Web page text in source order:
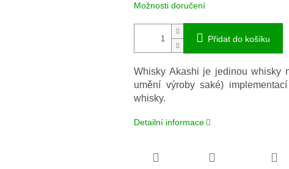
Možnosti doručení
Přidat do košíku
Whisky Akashi je jedinou whisky
umění výroby saké)
whisky.
Detailní informace